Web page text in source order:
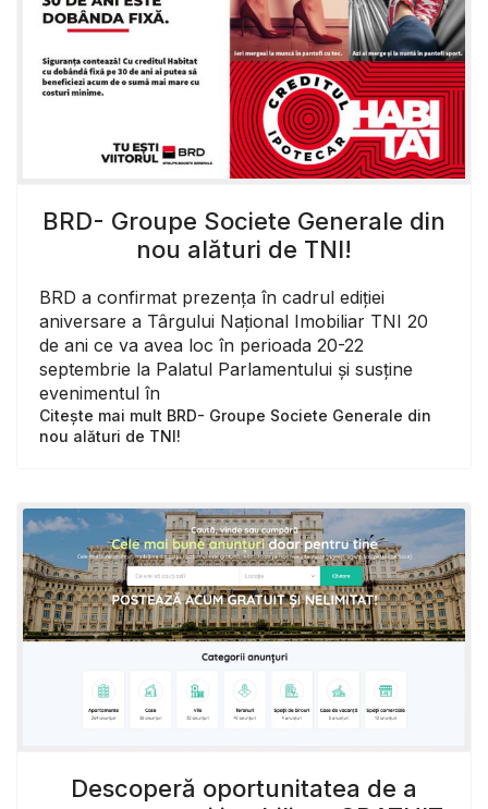
BRD- Groupe Societe Generale din
nou alături de TNI!
BRD a confirmat prezența în cadrul ediției
aniversare a Târgului Național Imobiliar TNI 20
de ani ce va avea loc în perioada 20-22
septembrie la Palatul Parlamentului și susține
evenimentul în
Citește mai mult BRD- Groupe Societe Generale din
nou alături de TNI!
Descoperă oportunitatea de a